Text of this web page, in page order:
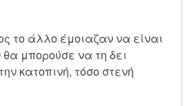
το άλλο έμοιαζαν να είναι
θα μπορούσε να τη δει
κατοπινή, τόσο στενή